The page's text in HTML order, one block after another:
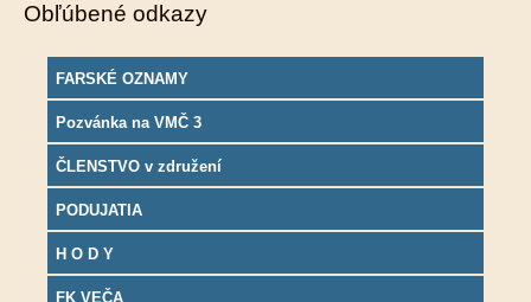
Obľúbené odkazy
FARSKÉ OZNAMY
Pozvánka na VMČ 3
ČLENSTVO v združení
PODUJATIA
H O D Y
FK VEČA